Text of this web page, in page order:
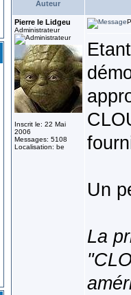
Auteur
Pierre le Lidgeu
Administrateur
Inscrit le: 22 Mai
2006
Messages: 5108
Localisation: be
Un
La